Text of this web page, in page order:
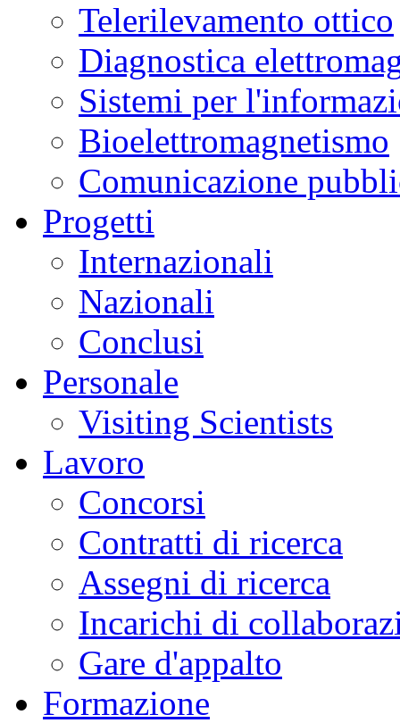
Telerilevamento ottico
Diagnostica
Sistemi per
Bioelettromagnetismo
Comunicazione
Progetti
Internazionali
Nazionali
Conclusi
Personale
Visiting Scientists
Lavoro
Concorsi
Contratti di ricerca
Assegni di ricerca
Incarichi di
Gare d'appalto
Formazione